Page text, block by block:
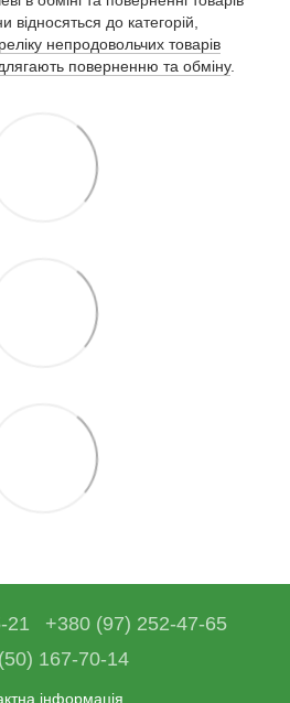
відносяться до категорій,
непродовольчих товарів
поверненню та обміну.
21
+380 (97) 252-47-65
167-70-14
інформація